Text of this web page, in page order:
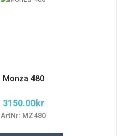
Monza 480
3150.00kr
ArtNr: MZ480